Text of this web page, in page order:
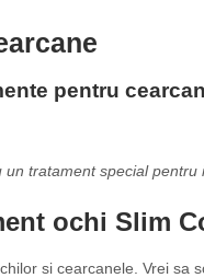
pentru
tratament special pentru
ochi Slim
si cearcanele. Vrei